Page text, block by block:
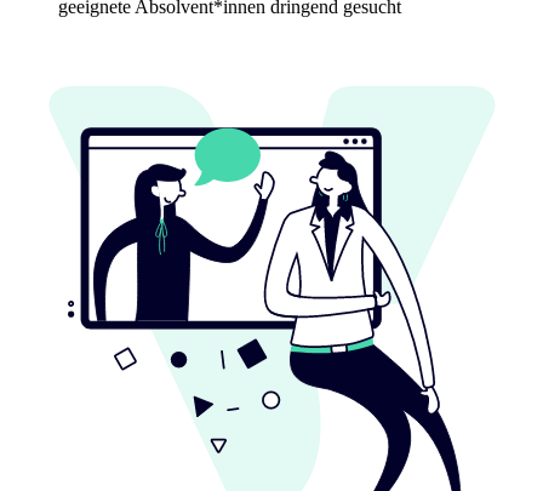
geeignete Absolvent*innen dringend gesucht